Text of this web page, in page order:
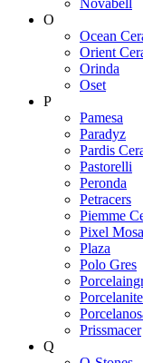
O
Ocean
Orient
Orinda
Oset
P
Pamesa
Paradyz
Pardis
Pastorelli
Peronda
Petracers
Piemme
Pixel
Plaza
Polo Gres
Prissmacer
Q